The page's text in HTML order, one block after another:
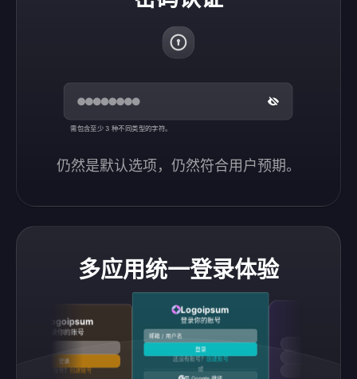
需包含至少 3 种不同类型的字符。
仍然是默认选项，仍然符合用户预期。
多应用统一登录体验
Logoipsum
登录你的账号
创建账号
Logoipsum
登录你的账号
邮箱 / 用户名
登录
还没有账号？创建账号